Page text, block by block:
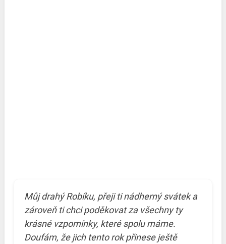
Můj drahý Robíku, přeji ti nádherný svátek a
zároveň ti chci poděkovat za všechny ty
krásné vzpomínky, které spolu máme.
Doufám, že jich tento rok přinese ještě